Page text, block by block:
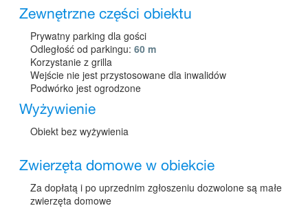
Zewnętrzne części obiektu
Prywatny parking dla gości
Odległość od parkingu: 60 m
Korzystanie z grilla
Wejście nie jest przystosowane dla inwalidów
Podwórko jest ogrodzone
Wyżywienie
Obiekt bez wyżywienia
Zwierzęta domowe w obiekcie
Za dopłatą i po uprzednim zgłoszeniu dozwolone są małe
zwierzęta domowe